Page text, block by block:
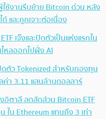
ใช้งานรีบย้าย Bitcoin ด่วน หลัง
และถูกเจาะต่อเนื่อง
เจ๊งและปิดตัวเป็นแห่งแรกใน
หลออกไปฝั่ง AI
ดตัว Tokenized สำหรับกองทุน
ค่า 3.11 แสนล้านดอลลาร์
ตาลี ลดสัดส่วน Bitcoin ETF
ใน Ethereum แทนถึง 3 เท่า